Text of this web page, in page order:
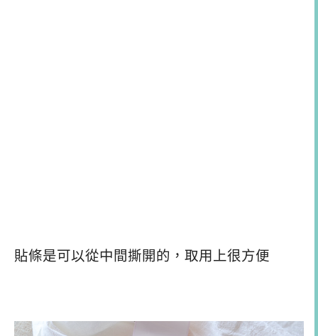
貼條是可以從中間撕開的，取用上很方便